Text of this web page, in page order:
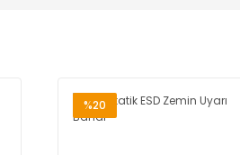
%20